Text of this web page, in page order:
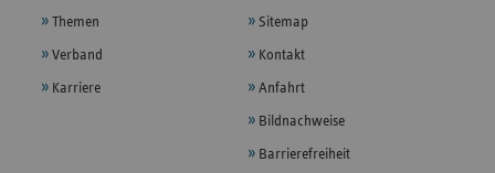
Themen
Verband
Karriere
Sitemap
Kontakt
Anfahrt
Bildnachweise
Barrierefreiheit